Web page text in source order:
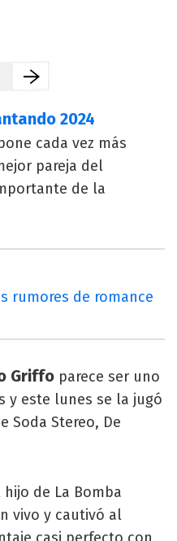
2024
cada vez más
pareja del
de la
rumores de romance
Griffo parece ser uno
y este lunes se la jugó
Soda Stereo, De
de La Bomba
vivo y cautivó al